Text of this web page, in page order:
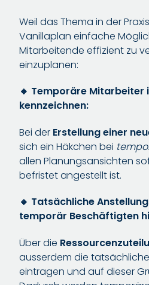
Weil das Thema in der
Vanillaplan einfache
Mitarbeitende effizient zu
einzuplanen:
🔸 Temporäre Mitarbeiter
kennzeichnen:
Bei der Erstellung einer
sich ein Häkchen bei
allen Planungsansichten
befristet angestellt ist.
🔸 Tatsächliche
temporär Beschäftigten
Über die
ausserdem die
eintragen und auf dieser